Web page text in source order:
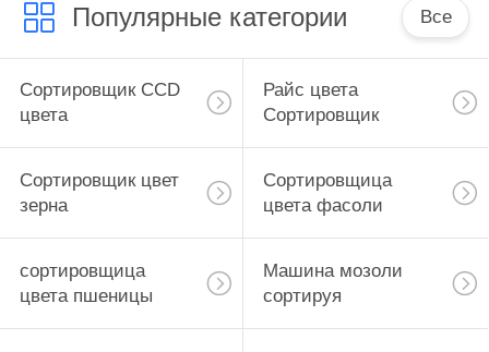
Популярные категории Все
Сортировщик CCD
цвета
Райс цвета
Сортировщик
Сортировщик цвет
зерна
Сортировщица
цвета фасоли
сортировщица
цвета пшеницы
Машина мозоли
сортируя